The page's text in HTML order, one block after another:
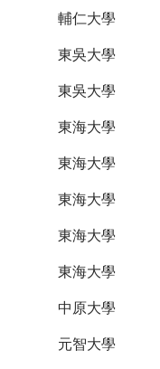
輔仁大學
東吳大學
東吳大學
東海大學
東海大學
東海大學
東海大學
東海大學
中原大學
元智大學